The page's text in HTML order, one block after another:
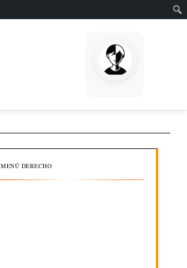
MENÚ DERECHO